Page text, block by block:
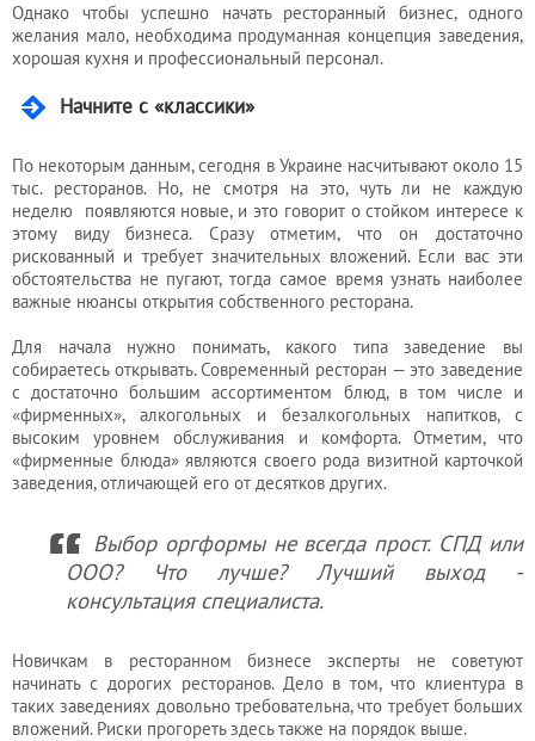
Однако чтобы успешно начать ресторанный бизнес, одного
желания мало, необходима продуманная концепция заведения,
хорошая кухня и профессиональный персонал.
Начните с «классики»
По некоторым данным, сегодня в Украине насчитывают около 15
тыс. ресторанов. Но, не смотря на это, чуть ли не каждую
неделю появляются новые, и это говорит о стойком интересе к
этому виду бизнеса. Сразу отметим, что он достаточно
рискованный и требует значительных вложений. Если вас эти
обстоятельства не пугают, тогда самое время узнать наиболее
важные нюансы открытия собственного ресторана.
Для начала нужно понимать, какого типа заведение вы
собираетесь открывать. Современный ресторан — это заведение
с достаточно большим ассортиментом блюд, в том числе и
«фирменных», алкогольных и безалкогольных напитков, с
высоким уровнем обслуживания и комфорта. Отметим, что
«фирменные блюда» являются своего рода визитной карточкой
заведения, отличающей его от десятков других.
Выбор оргформы не всегда прост. СПД или
ООО? Что лучше? Лучший выход -
консультация специалиста.
Новичкам в ресторанном бизнесе эксперты не советуют
начинать с дорогих ресторанов. Дело в том, что клиентура в
таких заведениях довольно требовательна, что требует больших
вложений. Риски прогореть здесь также на порядок выше.
услуги
Услуги
Услуги
юриста
Услуги
регистратора
Кадровый
аутсорсинг
Лицензии